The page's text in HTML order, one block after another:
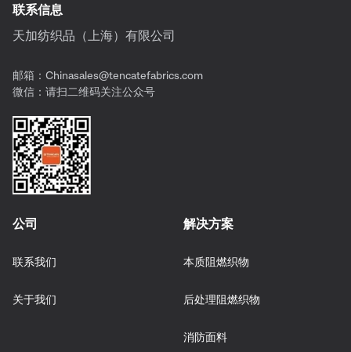
联系信息
天加纺织品（上海）有限公司
邮箱： Chinasales@tencatefabrics.com
微信：请扫二维码关注公众号
公司
联系我们
关于我们
解决方案
本质阻燃织物
后处理阻燃织物
消防面料